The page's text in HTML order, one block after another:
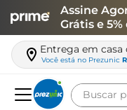
Assine
Grátis e
Entrega em
Você está no Prezunic
Buscar